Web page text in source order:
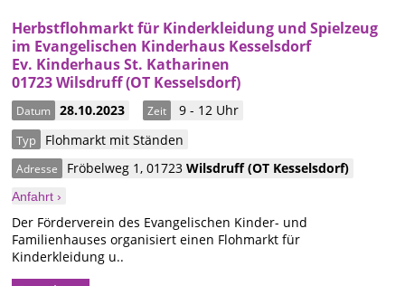
Herbstflohmarkt für Kinderkleidung und Spielzeug
im Evangelischen Kinderhaus Kesselsdorf
Ev. Kinderhaus St. Katharinen
01723 Wilsdruff (OT Kesselsdorf)
Datum 28.10.2023 Zeit 9 - 12 Uhr
Typ Flohmarkt mit Ständen
Adresse Fröbelweg 1,01723Wilsdruff(OT Kesselsdorf)
Anfahrt ›
Der Förderverein des Evangelischen Kinder- und
Familienhauses organisiert einen Flohmarkt für
Kinderkleidung u..